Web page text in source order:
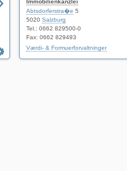
Immobilienkanzlei
Abtsdorferstra�e 5
5020 Salzburg
Tel.: 0662 829500-0
Fax: 0662 829493
Værdi- & Formuerforvaltninger